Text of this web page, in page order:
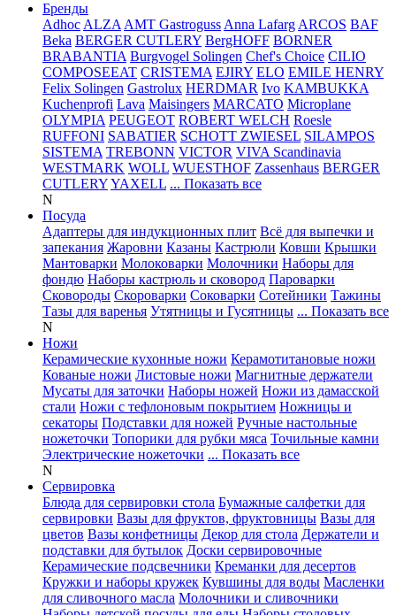
Бренды
Adhoc ALZA AMT Gastroguss Anna Lafarg ARCOS BAF
Beka BERGER CUTLERY BergHOFF BORNER
BRABANTIA Burgvogel Solingen Chef's Choice CILIO
COMPOSEEAT CRISTEMA EJIRY ELO EMILE HENRY
Felix Solingen Gastrolux HERDMAR Ivo KAMBUKKA
Kuchenprofi Lava Maisingers MARCATO Microplane
OLYMPIA PEUGEOT ROBERT WELCH Roesle
RUFFONI SABATIER SCHOTT ZWIESEL SILAMPOS
SISTEMA TREBONN VICTOR VIVA Scandinavia
WESTMARK WOLL WUESTHOF Zassenhaus BERGER
CUTLERYYAXELL ... Показать все
N
Посуда
Адаптеры для индукционных плит Всё для выпечки и
запекания Жаровни Казаны Кастрюли Ковши Крышки
Мантоварки Молоковарки Молочники Наборы для
фондю Наборы кастрюль и сковород Пароварки
Сковороды Скороварки Соковарки Сотейники Тажины
Тазы для варенья Утятницы и Гусятницы ... Показать все
N
Ножи
Керамические кухонные ножи Керамотитановые ножи
Кованые ножи Листовые ножи Магнитные держатели
Мусаты для заточки Наборы ножей Ножи из дамасской
стали Ножи с тефлоновым покрытием Ножницы и
секаторы Подставки для ножей Ручные настольные
ножеточки Топорики для рубки мяса Точильные камни
Электрические ножеточки ... Показать все
N
Сервировка
Блюда для сервировки стола Бумажные салфетки для
сервировки Вазы для фруктов, фруктовницы Вазы для
цветов Вазы конфетницы Декор для стола Держатели и
подставки для бутылок Доски сервировочные
Керамические подсвечники Креманки для десертов
Кружки и наборы кружек Кувшины для воды Масленки
для сливочного масла Молочники и сливочники